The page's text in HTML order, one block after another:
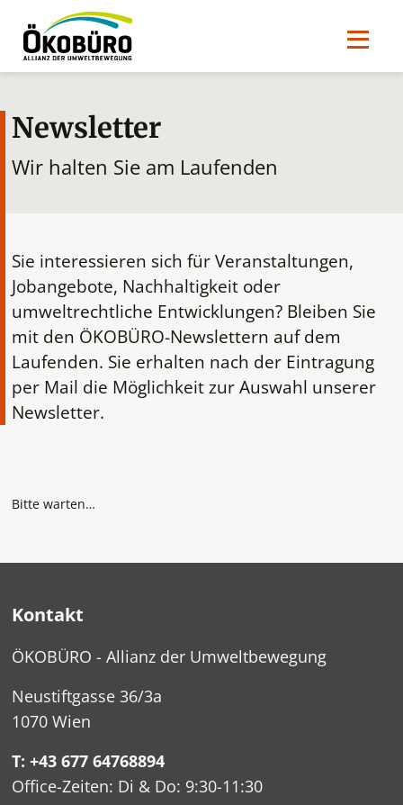
Newsletter
Wir halten Sie am Laufenden
Sie interessieren sich für Veranstaltungen,
Jobangebote, Nachhaltigkeit oder
umweltrechtliche Entwicklungen? Bleiben Sie
mit den ÖKOBÜRO-Newslettern auf dem
Laufenden. Sie erhalten nach der Eintragung
per Mail die Möglichkeit zur Auswahl unserer
Newsletter.
Bitte warten…
Kontakt
ÖKOBÜRO - Allianz der Umweltbewegung
Neustiftgasse 36/3a
1070 Wien
T: +43 677 64768894
Office-Zeiten: Di & Do: 9:30-11:30